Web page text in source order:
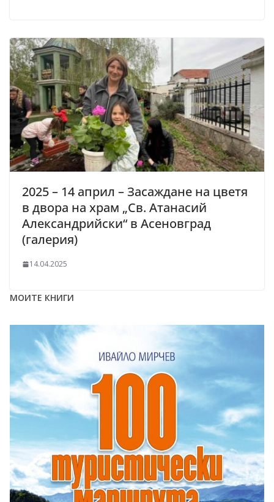
2025 – 14 април – Засаждане на цветя
в двора на храм „Св. Атанасий
Александрийски“ в Асеновград
(галерия)
14.04.2025
МОИТЕ КНИГИ